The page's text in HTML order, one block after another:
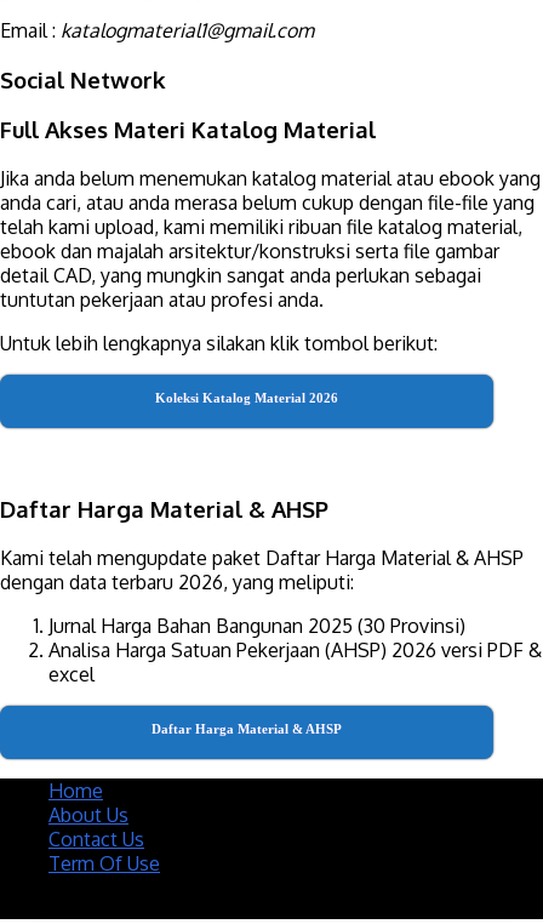
Email : katalogmaterial1@gmail.com
Social Network
Full Akses Materi Katalog Material
Jika anda belum menemukan katalog material atau ebook yang
anda cari, atau anda merasa belum cukup dengan file-file yang
telah kami upload, kami memiliki ribuan file katalog material,
ebook dan majalah arsitektur/konstruksi serta file gambar
detail CAD, yang mungkin sangat anda perlukan sebagai
tuntutan pekerjaan atau profesi anda.
Untuk lebih lengkapnya silakan klik tombol berikut:
Koleksi Katalog Material 2026
Daftar Harga Material & AHSP
Kami telah mengupdate paket Daftar Harga Material & AHSP
dengan data terbaru 2026, yang meliputi:
Jurnal Harga Bahan Bangunan 2025 (30 Provinsi)
Analisa Harga Satuan Pekerjaan (AHSP) 2026 versi PDF &
excel
Daftar Harga Material & AHSP
Home
About Us
Contact Us
Term Of Use